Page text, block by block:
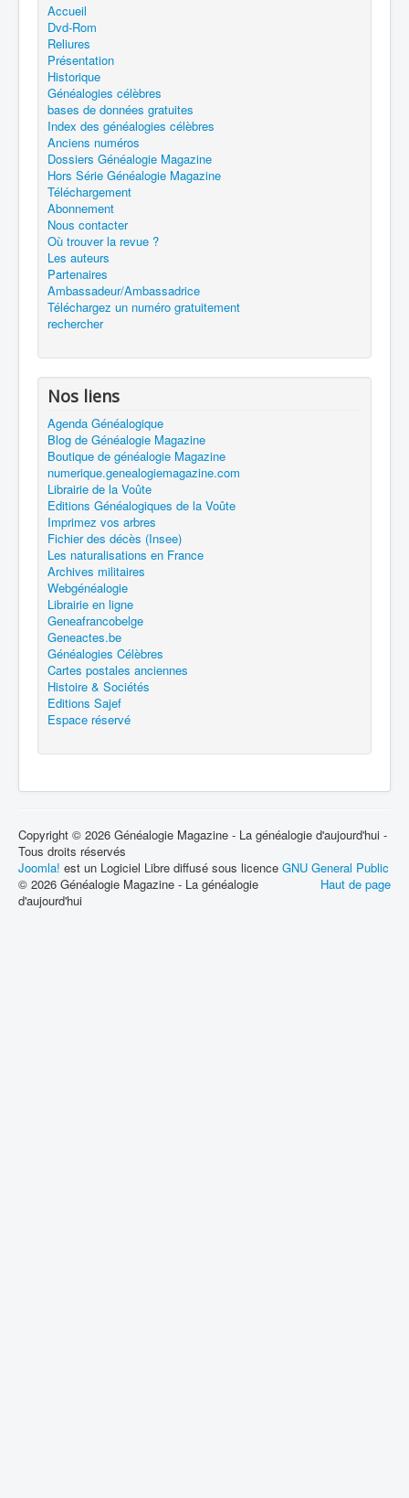
Accueil
Dvd-Rom
Reliures
Présentation
Historique
Généalogies célèbres
bases de données gratuites
Index des généalogies célèbres
Anciens numéros
Dossiers Généalogie Magazine
Hors Série Généalogie Magazine
Téléchargement
Abonnement
Nous contacter
Où trouver la revue ?
Les auteurs
Partenaires
Ambassadeur/Ambassadrice
Téléchargez un numéro gratuitement
rechercher
Nos liens
Agenda Généalogique
Blog de Généalogie Magazine
Boutique de généalogie Magazine
numerique.genealogiemagazine.com
Librairie de la Voûte
Editions Généalogiques de la Voûte
Imprimez vos arbres
Fichier des décès (Insee)
Les naturalisations en France
Archives militaires
Webgénéalogie
Librairie en ligne
Geneafrancobelge
Geneactes.be
Généalogies Célèbres
Cartes postales anciennes
Histoire & Sociétés
Editions Sajef
Espace réservé
Copyright © 2026 Généalogie Magazine - La généalogie d'aujourd'hui -
Tous droits réservés
Joomla! est un Logiciel Libre diffusé sous licence GNU General Public
Haut de page
© 2026 Généalogie Magazine - La généalogie
d'aujourd'hui